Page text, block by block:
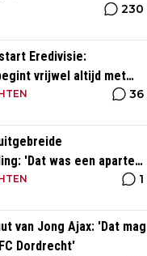
230
Eredivisie:
vrijwel altijd met
36
'Dat was een aparte
1
van Jong Ajax: 'Dat mag
Dordrecht'